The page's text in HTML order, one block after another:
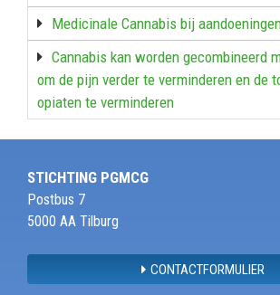
Medicinale Cannabis bij
Cannabis kan worden gecombineerd
om de pijn verder te verminderen en de
opiaten te verminderen
STICHTING PGMCG
Postbus 7
5000 AA Tilburg
CONTACTFORMULIER